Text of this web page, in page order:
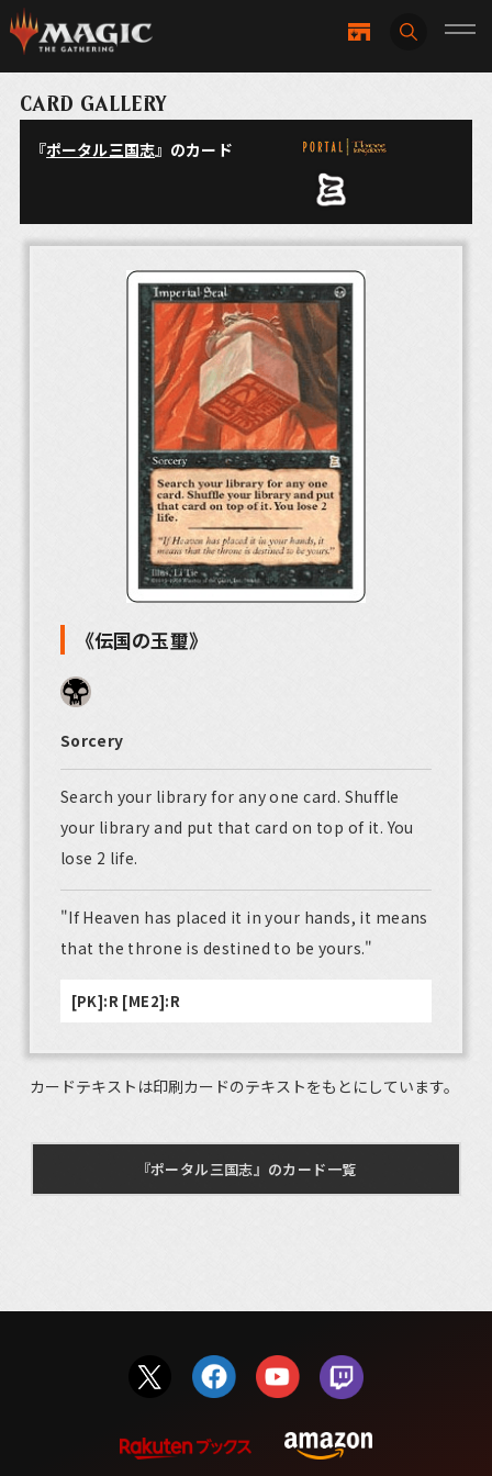
CARD GALLERY
『ポータル三国志』のカード
《伝国の玉璽》
Sorcery
Search your library for any one card. Shuffle
your library and put that card on top of it. You
lose 2 life.
"If Heaven has placed it in your hands, it means
that the throne is destined to be yours."
[PK]:R [ME2]:R
カードテキストは印刷カードのテキストをもとにしています。
『ポータル三国志』のカード一覧